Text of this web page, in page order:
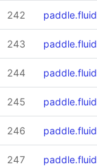
242
243
244
245
246
247